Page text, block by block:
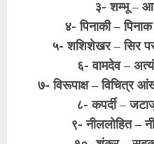
३- शम्भू –
४- पिनाकी –
५- शशिशेखर – सिर
६- वामदेव –
७- विरूपाक्ष – ‍विचित्र
८- कपर्दी –
९- नीललोहित –